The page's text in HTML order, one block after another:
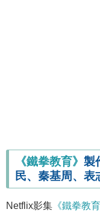
《鐵拳教育》 製
民、秦基周、表
Netflix影集 《鐵拳教育